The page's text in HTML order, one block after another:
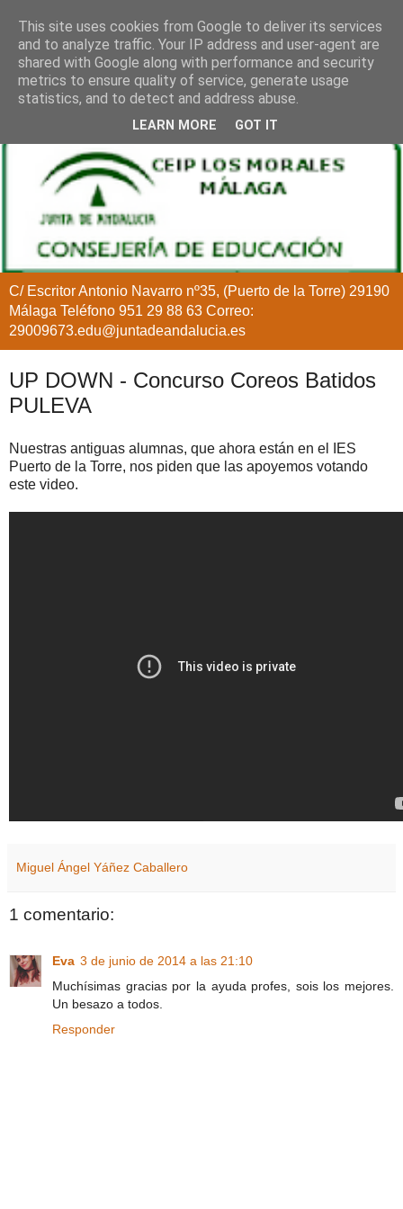
C/ Escritor Antonio Navarro nº35, (Puerto de la Torre) 29190
Málaga Teléfono 951 29 88 63 Correo:
29009673.edu@juntadeandalucia.es
UP DOWN - Concurso Coreos Batidos
PULEVA
Nuestras antiguas alumnas, que ahora están en el IES
Puerto de la Torre, nos piden que las apoyemos votando
este video.
Miguel Ángel Yáñez Caballero
1 comentario:
Eva 3 de junio de 2014 a las 21:10
Muchísimas gracias por la ayuda profes, sois los mejores.
Un besazo a todos.
Responder
This site uses cookies from Google to deliver its services
and to analyze traffic. Your IP address and user-agent are
shared with Google along with performance and security
metrics to ensure quality of service, generate usage
statistics, and to detect and address abuse.
LEARN MORE GOT IT